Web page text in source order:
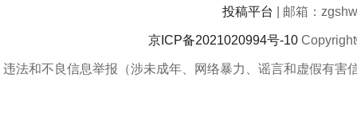
投稿平台 | 邮箱：
京ICP备2021020994号-10
违法和不良信息举报（涉未成年、网络暴力、谣言和虚假有